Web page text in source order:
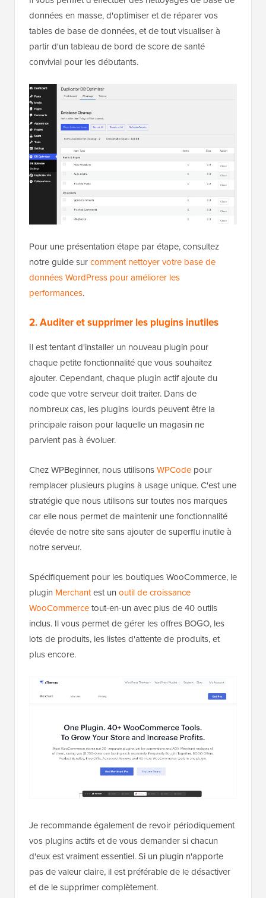
données en masse, d'optimiser et de réparer vos
tables de base de données, et de tout visualiser à
partir d'un tableau de bord de score de santé
convivial pour les débutants.
Pour une présentation étape par étape, consultez
notre guide surcomment nettoyer votre base de
données WordPress pour améliorer les
performances.
2. Auditer et supprimer les plugins inutiles
Il est tentant d'installer un nouveau plugin pour
chaque petite fonctionnalité que vous souhaitez
ajouter. Cependant, chaque plugin actif ajoute du
code que votre serveur doit traiter. Dans de
nombreux cas, les plugins lourds peuvent être la
principale raison pour laquelle un magasin ne
parvient pas à évoluer.
Chez WPBeginner, nous utilisonsWPCode pour
remplacer plusieurs plugins à usage unique. C'est une
stratégie que nous utilisons sur toutes nos marques
car elle nous permet de maintenir une fonctionnalité
élevée de notre site sans ajouter de superflu inutile à
notre serveur.
Spécifiquement pour les boutiques WooCommerce, le
plugin Merchantest un outil de croissance
WooCommercetout-en-un avec plus de 40 outils
inclus. Il vous permet de gérer les offres BOGO, les
lots de produits, les listes d'attente de produits, et
plus encore.
Je recommande également de revoir périodiquement
vos plugins actifs et de vous demander si chacun
d'eux est vraiment essentiel. Si un plugin n'apporte
pas de valeur claire, il est préférable de le désactiver
et de le supprimer complètement.